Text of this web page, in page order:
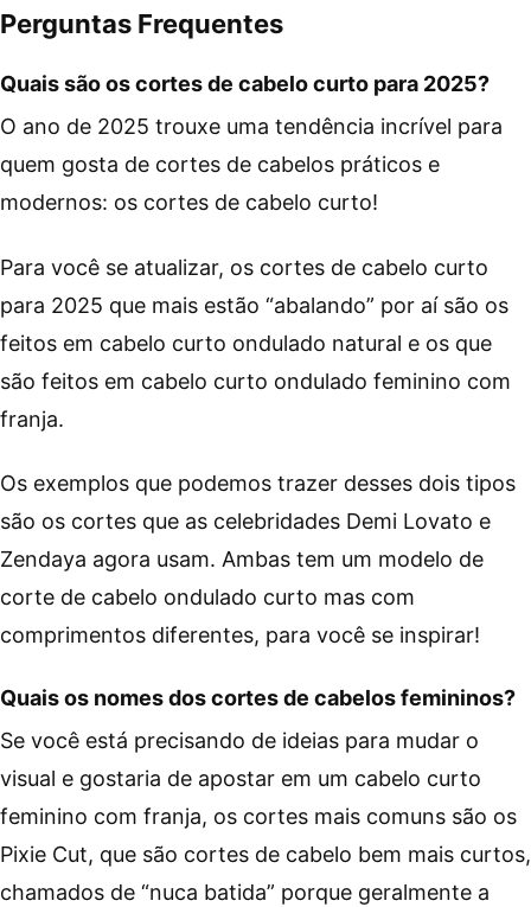
Perguntas Frequentes
Quais são os cortes de cabelo curto para 2025?
O ano de 2025 trouxe uma tendência incrível para
quem gosta de cortes de cabelos práticos e
modernos: os cortes de cabelo curto!
Para você se atualizar, os cortes de cabelo curto
para 2025 que mais estão “abalando” por aí são os
feitos em cabelo curto ondulado natural e os que
são feitos em cabelo curto ondulado feminino com
franja.
Os exemplos que podemos trazer desses dois tipos
são os cortes que as celebridades Demi Lovato e
Zendaya agora usam. Ambas tem um modelo de
corte de cabelo ondulado curto mas com
comprimentos diferentes, para você se inspirar!
Quais os nomes dos cortes de cabelos femininos?
Se você está precisando de ideias para mudar o
visual e gostaria de apostar em um cabelo curto
feminino com franja, os cortes mais comuns são os
Pixie Cut, que são cortes de cabelo bem mais curtos,
chamados de “nuca batida” porque geralmente a